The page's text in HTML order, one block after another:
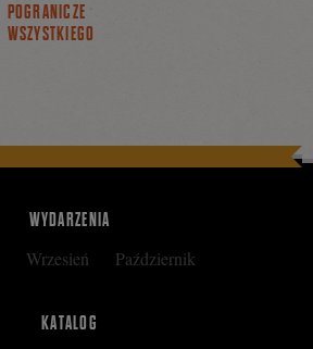
POGRANICZE
WSZYSTKIEGO
WYDARZENIA
Wrzesień Październik
KATALOG